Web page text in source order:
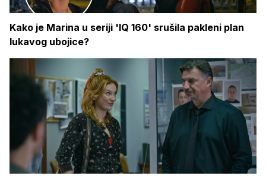
Kako je Marina u seriji 'IQ 160' srušila pakleni plan
lukavog ubojice?